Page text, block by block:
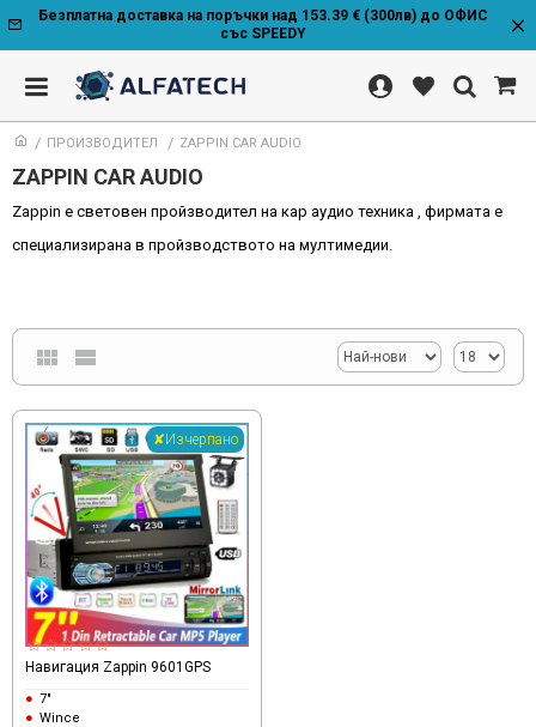
Безплатна доставка на поръчки над 153.39 € (300лв) до ОФИС
със SPEEDY
ПРОИЗВОДИТЕЛ ZAPPIN CAR AUDIO
ZAPPIN CAR AUDIO
Zappin е световен пройзводител на кар аудио техника , фирмата е
специализирана в пройзводството на мултимедии.
✘Изчерпано
Навигация Zappin 9601GPS
7"
Wince